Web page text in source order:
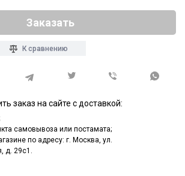
Заказать
К сравнению
заказ на сайте с доставкой:
самовывоза или постамата;
по адресу: г. Москва, ул.
д. 29с1.